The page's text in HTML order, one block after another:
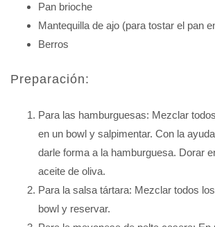
Pan brioche
Mantequilla de ajo (para tostar el pan
Berros
Preparación:
Para las hamburguesas: Mezclar
en un bowl y salpimentar. Con la
darle forma a la hamburguesa. Dorar
aceite de oliva.
Para la salsa tártara: Mezclar todos
bowl y reservar.